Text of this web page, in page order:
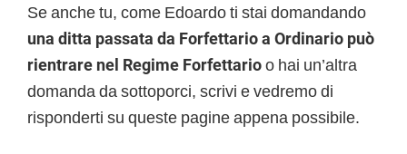
Se anche tu, come Edoardo ti stai domandando
una ditta passata da Forfettario a Ordinario può
rientrare nel Regime Forfettarioo hai un’altra
domanda da sottoporci, scrivi e vedremo di
risponderti su queste pagine appena possibile.